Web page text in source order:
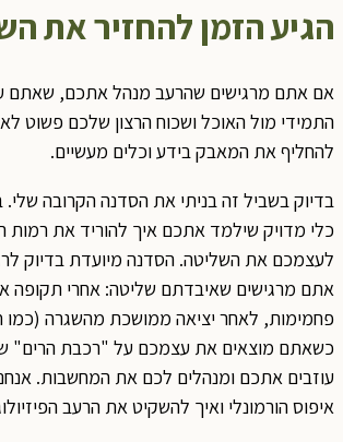
הגיע הזמן להחזיר את
אם אתם מרגישים שהרעב מנהל אתכם, שאתם
התמידי מול האוכל ושכוח הרצון שלכם פשוט
להחליף את המאבק בידע וכלים מעשיים.
בדיוק בשביל זה בניתי את הסדנה הקרובה שלי.
כלי מדויק שילמד אתכם איך להוריד את רמות
לעצמכם את השליטה. הסדנה מיועדת בדיוק
אתם מרגישים שאיבדתם שליטה: אחרי תקופה
פחמימות, לאחר יציאה ממושכת מהשגרה (כמו
כשאתם מוצאים את עצמכם על "רכבת הרים"
עוזבים אתכם ומנהלים לכם את המחשבות.
איפוס הורמונלי ואיך להשקיט את הרעב